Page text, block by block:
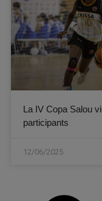
La IV Copa Salou
participants
12/06/2025